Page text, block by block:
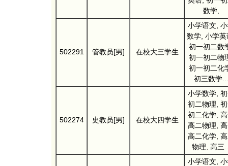
数学,
502291 管教员[男] 在校大三学生
小学语文,
数学, 小学英
初一初二数
初一初二物
初一初二化
初三数学...
502274 史教员[男] 在校大四学生
小学数学,
初二物理,
初二化学,
高二物理,
高二化学,
物理, 高三
小学语文,